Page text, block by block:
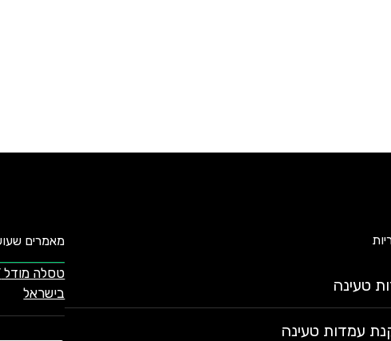
טעינה
עמדות טעינה
מאמרים
בישראל